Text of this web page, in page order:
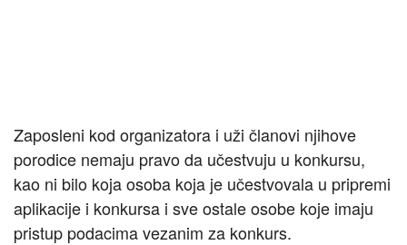
Zaposleni kod organizatora i uži članovi njihove
porodice nemaju pravo da učestvuju u konkursu,
kao ni bilo koja osoba koja je učestvovala u pripremi
aplikacije i konkursa i sve ostale osobe koje imaju
pristup podacima vezanim za konkurs.